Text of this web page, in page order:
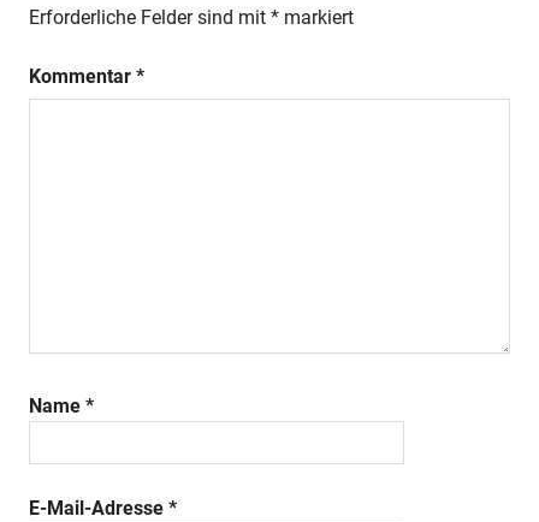
Erforderliche Felder sind mit * markiert
Kommentar *
Name *
E-Mail-Adresse *